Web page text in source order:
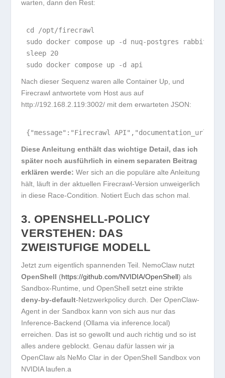
warten, dann den Rest:
cd /opt/firecrawl
sudo docker compose up -d nuq-postgres
sleep 20
Nach dieser Sequenz waren alle Container Up, und
Firecrawl antwortete vom Host aus auf
http://192.168.2.119:3002/ mit dem erwarteten JSON:
Diese Anleitung enthält das wichtige Detail, das ich
später noch ausführlich in einem separaten Beitrag
erklären werde: Wer sich an die populäre alte Anleitung
hält, läuft in der aktuellen Firecrawl-Version unweigerlich
in diese Race-Condition. Notiert Euch das schon mal.
3. OPENSHELL-POLICY
VERSTEHEN: DAS
ZWEISTUFIGE MODELL
Jetzt zum eigentlich spannenden Teil. NemoClaw nutzt
OpenShell (https://github.com/NVIDIA/OpenShell) als
Sandbox-Runtime, und OpenShell setzt eine strikte
deny-by-default-Netzwerkpolicy durch. Der OpenClaw-
Agent in der Sandbox kann von sich aus nur das
Inference-Backend (Ollama via inference.local)
erreichen. Das ist so gewollt und auch richtig und so ist
alles andere geblockt. Genau dafür lassen wir ja
OpenClaw als NeMo Clar in der OpenShell Sandbox von
NVIDIA laufen.a